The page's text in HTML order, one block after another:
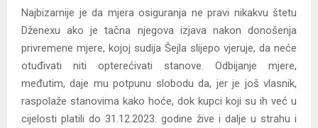
Najbizarnije je da mjera osiguranja ne pravi nikakvu štetu
Dženexu ako je tačna njegova izjava nakon donošenja
privremene mjere, kojoj sudija Šejla slijepo vjeruje, da neće
otuđivati niti opterećivati stanove. Odbijanje mjere,
međutim, daje mu potpunu slobodu da, jer je još vlasnik,
raspolaže stanovima kako hoće, dok kupci koji su ih već u
cijelosti platili do 31.12.2023. godine žive i dalje u strahu i